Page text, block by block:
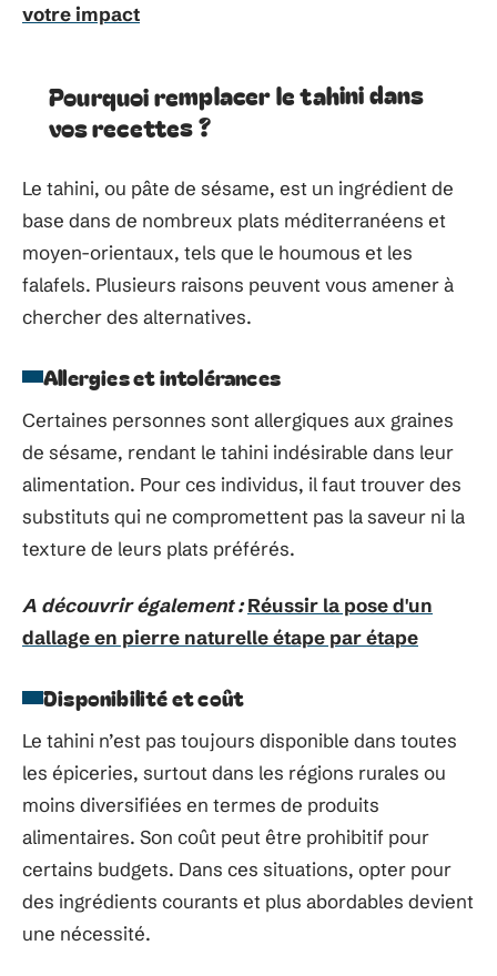
votre impact
Pourquoi remplacer le tahini dans
vos recettes ?
Le tahini, ou pâte de sésame, est un ingrédient de
base dans de nombreux plats méditerranéens et
moyen-orientaux, tels que le houmous et les
falafels. Plusieurs raisons peuvent vous amener à
chercher des alternatives.
Allergies et intolérances
Certaines personnes sont allergiques aux graines
de sésame, rendant le tahini indésirable dans leur
alimentation. Pour ces individus, il faut trouver des
substituts qui ne compromettent pas la saveur ni la
texture de leurs plats préférés.
A découvrir également : Réussir la pose d'un
dallage en pierre naturelle étape par étape
Disponibilité et coût
Le tahini n’est pas toujours disponible dans toutes
les épiceries, surtout dans les régions rurales ou
moins diversifiées en termes de produits
alimentaires. Son coût peut être prohibitif pour
certains budgets. Dans ces situations, opter pour
des ingrédients courants et plus abordables devient
une nécessité.